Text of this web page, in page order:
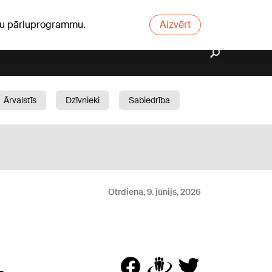
pārluprogrammu. Aizvērt
Ārvalstīs Dzīvnieki
Sabiedrība
Otrdiena, 9. jūnijs, 2026